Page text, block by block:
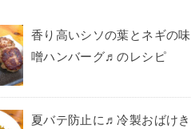
香り高いシソの葉とネギの味
噌ハンバーグ♬のレシピ
夏バテ防止に♬冷製おばけき